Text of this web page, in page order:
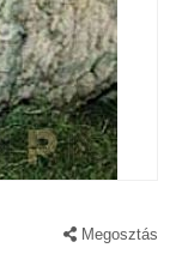
Megosztás